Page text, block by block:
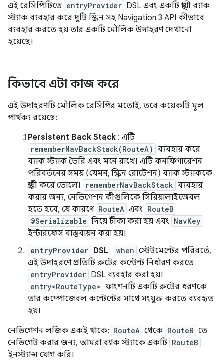
এই রেসিপিটিতে entryProvider DSL এবং একটি স্থায়ী ব্যাক
স্ট্যাক ব্যবহার করে দুটি স্ক্রিন সহ Navigation 3 API কীভাবে
ব্যবহার করতে হয় তার একটি মৌলিক উদাহরণ দেখানো
হয়েছে।
কিভাবে এটা কাজ করে
এই উদাহরণটি মৌলিক রেসিপির মতোই, তবে কয়েকটি মূল
পার্থক্য রয়েছে:
Persistent Back Stack : এটি
rememberNavBackStack(RouteA) ব্যবহার করে
ব্যাক স্ট্যাক তৈরি এবং মনে রাখে। এটি কনফিগারেশন
পরিবর্তনের সময় (যেমন, স্ক্রিন রোটেশন) ব্যাক স্ট্যাককে
স্থায়ী করে তোলে।
rememberNavBackStack ব্যবহার
করার জন্য, নেভিগেশন কীগুলিকে সিরিয়ালাইজেবল
হতে হবে, যে কারণে RouteA এবং RouteB
@Serializable দিয়ে টীকা করা হয় এবং NavKey
ইন্টারফেস বাস্তবায়ন করা হয়।
entryProvider DSL : when স্টেটমেন্টের পরিবর্তে,
এই উদাহরণে প্রতিটি রুটের কন্টেন্ট নির্ধারণ করতে
entryProvider DSL ব্যবহার করা হয়।
entry<RouteType> ফাংশনটি একটি রুটের ধরণকে
তার কম্পোজেবল কন্টেন্টের সাথে সংযুক্ত করতে ব্যবহৃত
হয়।
নেভিগেশন লজিক একই থাকে: RouteA থেকে RouteB তে
নেভিগেট করার জন্য, আমরা ব্যাক স্ট্যাকে একটি RouteB
ইনস্ট্যান্স যোগ করি।